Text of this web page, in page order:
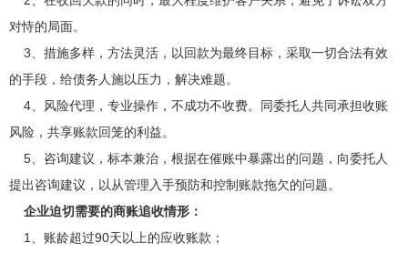
对恃的局面。
3、措施多样，方法灵活，以回款为最终目标，采取一切合法有效
的手段，给债务人施以压力，解决难题。
4、风险代理，专业操作，不成功不收费。同委托人共同承担收账
风险，共享账款回笼的利益。
5、咨询建议，标本兼治，根据在催账中暴露出的问题，向委托人
提出咨询建议，以从管理入手预防和控制账款拖欠的问题。
企业迫切需要的商账追收情形：
1、账龄超过90天以上的应收账款；